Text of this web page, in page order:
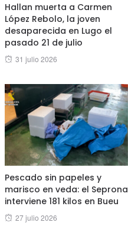
Hallan muerta a Carmen
López Rebolo, la joven
desaparecida en Lugo el
pasado 21 de julio
Posted
31 julio 2026
Pescado sin papeles y
marisco en veda: el Seprona
interviene 181 kilos en Bueu
Posted
27 julio 2026